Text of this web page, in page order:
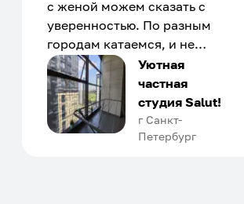
с женой можем сказать с
уверенностью. По разным
городам катаемся, и не
только в России. Сервис на
отличном уровне. Хозяин
апартаментов доброй души
человек, всегда можно
договориться, подскажет
Уютная
частная
студия Salut!
г Санкт-
Петербург